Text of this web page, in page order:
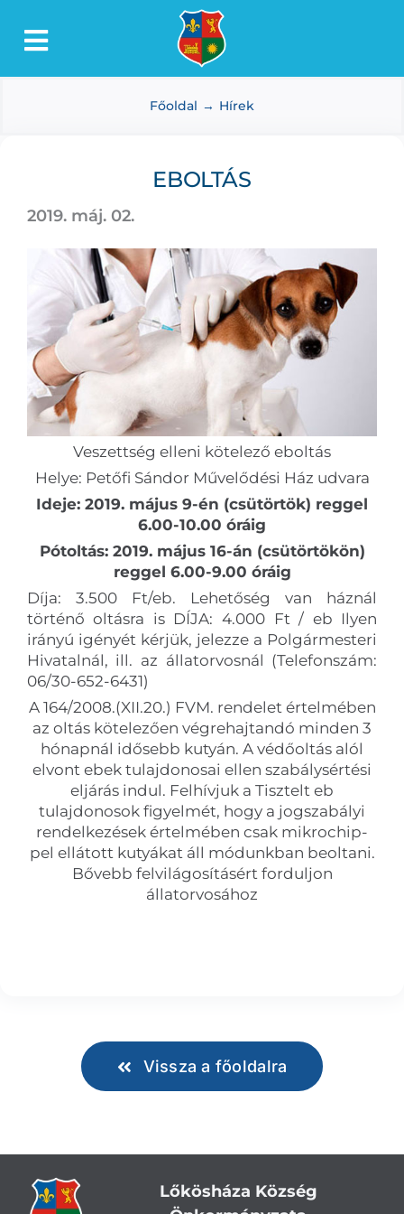
Toggle
Lőkösháza
Dokumentumtár
Média
Választás
Főoldal Hírek
EBOLTÁS
2019. máj. 02.
Veszettség elleni kötelező eboltás
Helye: Petőfi Sándor Művelődési Ház udvara
Ideje: 2019. május 9-én (csütörtök) reggel
6.00-10.00 óráig
Pótoltás: 2019. május 16-án (csütörtökön)
reggel 6.00-9.00 óráig
Díja: 3.500 Ft/eb. Lehetőség van háznál
történő oltásra is DÍJA: 4.000 Ft / eb Ilyen
irányú igényét kérjük, jelezze a Polgármesteri
Hivatalnál, ill. az állatorvosnál (Telefonszám:
06/30-652-6431)
A 164/2008.(XII.20.) FVM. rendelet értelmében
az oltás kötelezően végrehajtandó minden 3
hónapnál idősebb kutyán. A védőoltás alól
elvont ebek tulajdonosai ellen szabálysértési
eljárás indul. Felhívjuk a Tisztelt eb
tulajdonosok figyelmét, hogy a jogszabályi
rendelkezések értelmében csak mikrochip-
pel ellátott kutyákat áll módunkban beoltani.
Bővebb felvilágosításért forduljon
állatorvosához
Vissza a főoldalra
Lőkösháza Község